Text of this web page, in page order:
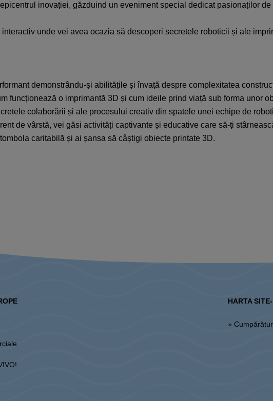
inovației, găzduind un eveniment special dedicat pasionaților de
unde vei avea ocazia să descoperi secretele roboticii și ale
demonstrându-și abilitățile și învață despre complexitatea
funcționează o imprimantă 3D și cum ideile prind viață sub forma unor
colaborării și ale procesului creativ din spatele unei echipe de
de vârstă, vei găsi activități captivante și educative care să-ți
caritabilă și ai șansa să câștigi obiecte printate 3D.​​
HARTA
»